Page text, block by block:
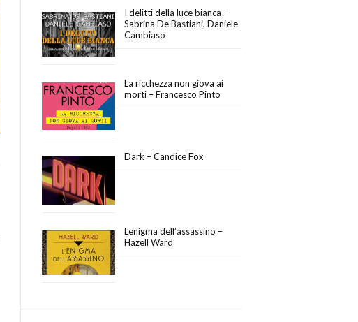
I delitti della luce bianca –
Sabrina De Bastiani, Daniele
Cambiaso
La ricchezza non giova ai
morti – Francesco Pinto
Dark – Candice Fox
L’enigma dell’assassino –
Hazell Ward